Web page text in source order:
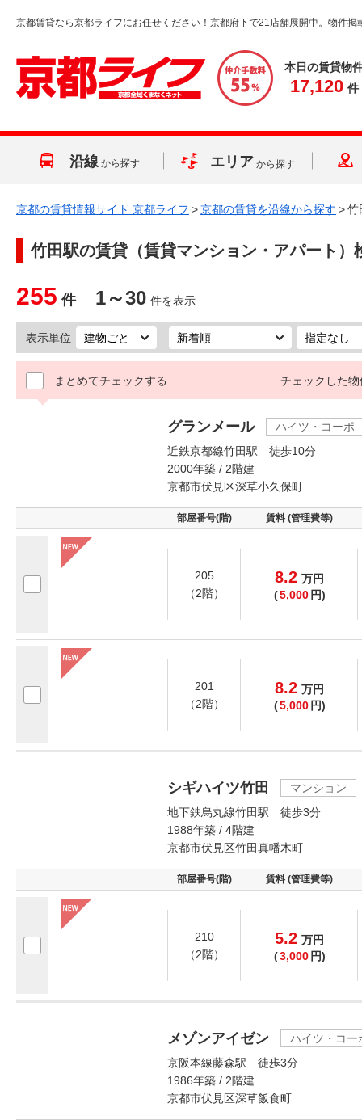
京都賃貸なら京都ライフにお任せください！京都府下で21店舗展開中。物件掲
本日の賃貸物
17,120 件
沿線 から探す エリア から探す
京都の賃貸情報サイト 京都ライフ >京都の賃貸を沿線から探す >竹
竹田駅の賃貸（賃貸マンション・アパート）
255 件 1～30 件を表示
表示単位
まとめてチェックする チェックした物
グランメール
ハイツ・コーポ
近鉄京都線竹田駅 徒歩10分
2000年築 / 2階建
京都市伏見区深草小久保町
部屋番号(階) 賃料 (管理費等)
205
（2階）
8.2 万円
(5,000 円)
201
（2階）
8.2 万円
(5,000 円)
シギハイツ竹田
マンション
地下鉄烏丸線竹田駅 徒歩3分
1988年築 / 4階建
京都市伏見区竹田真幡木町
部屋番号(階) 賃料 (管理費等)
210
（2階）
5.2 万円
(3,000 円)
メゾンアイゼン
ハイツ・コー
京阪本線藤森駅 徒歩3分
1986年築 / 2階建
京都市伏見区深草飯食町